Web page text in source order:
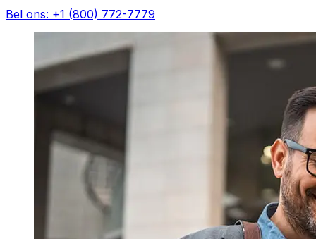
Bel ons: +1 (800) 772-7779